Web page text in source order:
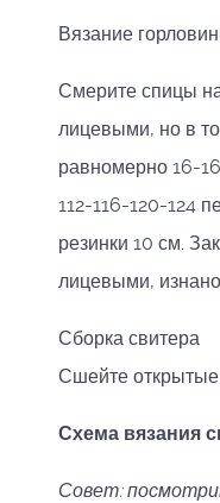
Вязание
Смерите спицы
лицевыми, но в
равномерно 16-
112-116-120-124
резинки 10 см.
лицевыми,
Сборка свитера
Сшейте открытые
Схема вязания
Совет: